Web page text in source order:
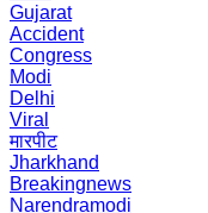
Gujarat
Accident
Congress
Modi
Delhi
Viral
मारपीट
Jharkhand
Breakingnews
Narendramodi